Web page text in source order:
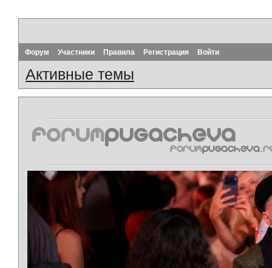
Форум Участники Правила Регистрация Войти
Активные темы